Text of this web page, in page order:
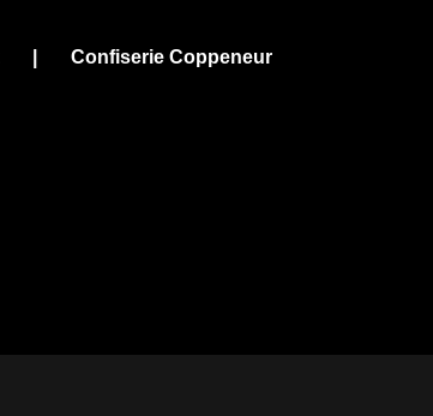
Confiserie Coppeneur